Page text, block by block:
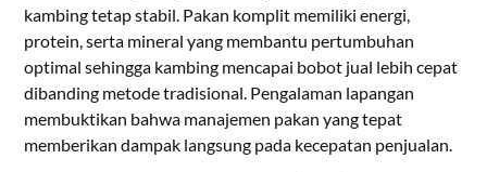
kambing tetap stabil. Pakan komplit memiliki energi,
protein, serta mineral yang membantu pertumbuhan
optimal sehingga kambing mencapai bobot jual lebih cepat
dibanding metode tradisional. Pengalaman lapangan
membuktikan bahwa manajemen pakan yang tepat
memberikan dampak langsung pada kecepatan penjualan.